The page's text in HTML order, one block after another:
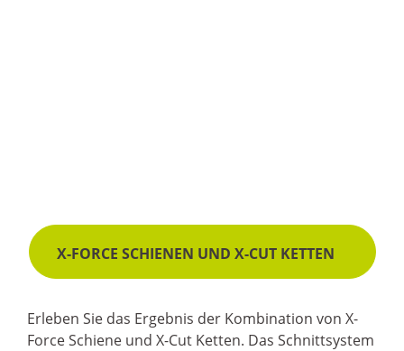
X-FORCE SCHIENEN UND X-CUT KETTEN
Erleben Sie das Ergebnis der Kombination von X-
Force Schiene und X-Cut Ketten. Das Schnittsystem